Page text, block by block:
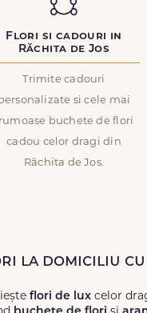
Flori si cadouri in
Răchita de Jos
Trimite cadouri
si cele mai
buchete de flori
cadou celor dragi din
Răchita de Jos.
la domiciliu cu
flori de lux celor